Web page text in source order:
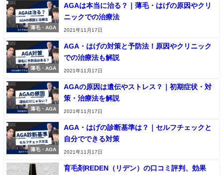
薄毛・AGA
AGAは本当に治る？｜薄毛・はげの原因やクリ
ニックでの治療法
2021年11月17日
薄毛・AGA
AGA・はげの対策と予防法！原因やクリニック
での治療法も解説
2021年11月17日
薄毛・AGA
AGAの原因は遺伝やストレス？｜初期症状・対
策・治療法を解説
2021年11月17日
薄毛・AGA
AGA・はげの診断基準は？｜セルフチェックと
自分でできる対策
2021年11月17日
育毛剤REDEN（リデン）の口コミ評判、効果